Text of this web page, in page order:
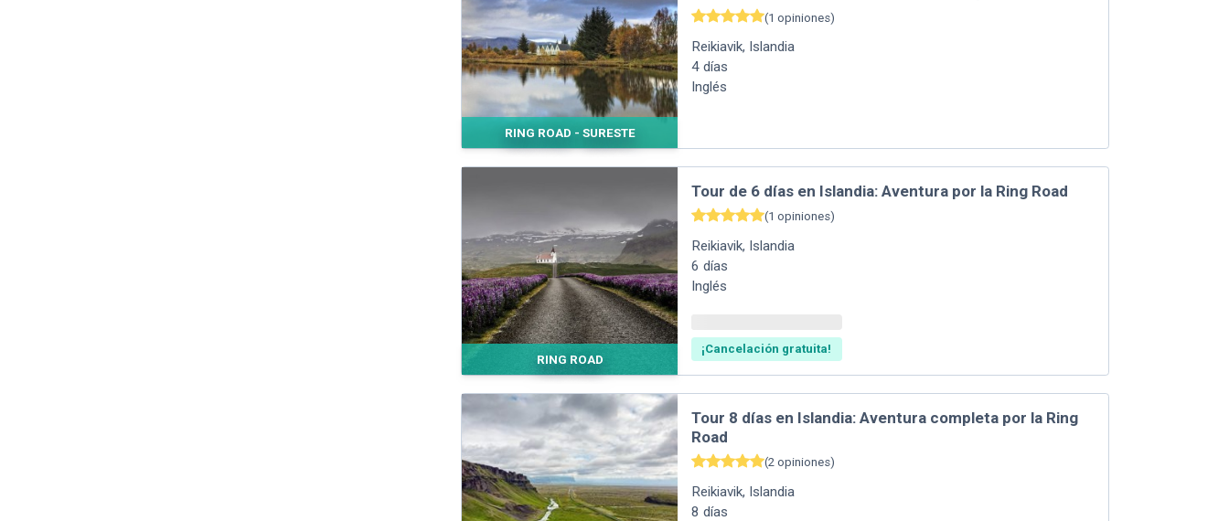
RING ROAD - SURESTE
(1 opiniones)
Reikiavik, Islandia
4 días
Inglés
RING ROAD
Tour de 6 días en Islandia: Aventura por la Ring Road
(1 opiniones)
Reikiavik, Islandia
6 días
Inglés
¡Cancelación gratuita!
Tour 8 días en Islandia: Aventura completa por la Ring
Road
(2 opiniones)
Reikiavik, Islandia
8 días